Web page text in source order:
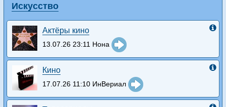
Искусство
Актёры кино
13.07.26 23:11 Нона
Кино
17.07.26 11:10 ИнВериал